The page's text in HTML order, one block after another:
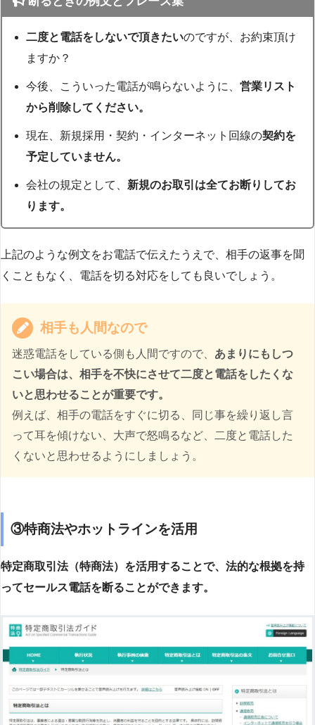
二度と電話をしないで頂きたいのですが、お約束頂け
ますか？
今後、こういった電話が鳴らないように、営業リスト
から削除してください。
現在、新規採用・契約・インターネット回線の契約を
予定していません。
会社の規定として、 新規のお取引は全てお断りしてお
ります。
上記のような例文をお電話で伝えたうえで、相手の返事を聞
くこともなく、電話を切る対応をしても良いでしょう。
相手も人間なので
迷惑電話をしている側も人間ですので、 あまりにもしつ
こい場合は、相手を不快にさせて二度と電話をしたくな
いと思わせることが重要です。
例えば、相手の電話をすぐに切る、同じ事を繰り返し言
って耳を傾けない、大声で怒鳴るなど、二度と電話した
くないと思わせるようにしましょう。
③特商法やホットラインを活用
特定商取引法（特商法）を活用することで、法的な根拠を持
ってセールス電話を断ることができます。